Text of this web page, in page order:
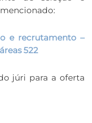
e recrutamento –
522
júri para a oferta